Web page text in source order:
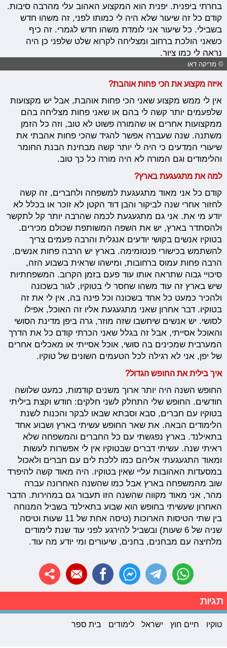
בחרתי ביפנית. יפנית הוא המקצוע האהוב עלי מהרבה סיבות.
קודם כל זה שיעור שלא היה לי כמותו לפני, זה משהו חדש
בשבילי. כל שיעור אני לומדת משהו חדש לגמרי. זה כיף
כשאני הולכת ברחוב ומצליחה לקרוא שלט שלפני כן היה
נראה לי כמו ציור.
© מריקה דאו
איזה מקצוע את הכי פחות אוהבת?
אין לי ממש מקצוע שאני הכי פחות אוהבת, אבל יש מקצועות
שלפעמים יותר קשה לי בהם או שאני פחות מצליחה בהם
ממקצועות אחרים או שהמורה פשוט לא טוב, וזה כל הזמן
משתנה. שנה שעברה אפשר להגיד שהכי פחות אהבתי את
שיעורי המדעים כי היה לי יותר קשה מבחינת הבנת החומר
והלימודים וגם המורה לא היה מורה כל כך טוב.
למה את מתגעגעת בארץ?
קודם כל אני מאוד מתגעגעת למשפחה ולחברים, זה קשה
לחזור אחרי שנה לביקור והבן דוד הקטן לא זוכר או בכלל לא
יודע מי את. אני גם מתגעגעת לכמה שהרבה יותר קל לתקשר
ולהסתדר בארץ, יש את השפה המשותפת שכולם מכירים.
בטוקיו אנשים בקושי יודעים אנגלית והרבה פעמים צריך
להשתמש בכישורי פנטומימה. בארץ יש הרבה פחות אנשים,
הרבה פחות עמוס ברחובות, ומישהו שראית בשבוע הזה,
סיכויי גבוה שתראה אותו עוד פעם בזמן הקרוב. המשפחתיות
שיש בארץ זה עוד משהו שחסר לי בטוקיו, לגור בשכונה
ולהכיר כמעט כל אחד בשכונה וכל פינה בה, אין לי את זה
בטוקיו. דבר אחרון שאני מתגעגעת אליו זה האוכל, אפילו
לסושי. יש אנשים שיחשבו שזה מוזר, גרה ביפן מדינת הסושי
והאוכל אסייתי, אבל זה בגלל שאני הכרתי קודם כל את הדרך
המערבית שמכינים בה סושי, אוכל אסייתי או מאכלים אחרים
של יפן, אני לא רגילה לכל הטעמים השונים של טוקיו.
איך בילית את החופש הגדול?
החופש השנה היה יותר ארוך משנים קודמות, כמעט שלושה
חודשים. החופש שלי התחלק לשני חלקים: חודש וקצת ביליתי
בטוקיו עם חברים, סבא וסבתא שבאו לבקר והכנות לשנת
הלימודים הבאה. את שאר החופש עשיתי בארץ ושבוע אחד
בתאילנד. בארץ נפגשתי עם כל החברים והמשפחה שלא
ראיתי שנה. עשיתי דברים שבטוקיו אין לי אפשרות לעשות
ומאוד התגעגעתי אליהם כמו ללכת לים עם חברים ולאכול
במסעדות האהובות עליי שאין בטוקיו. היה מאוד קשה להיפרד
שוב מהמשפחה בארץ אבל כמו שהשנה האחרונה עברה
מהר, אני מאוד מקווה שהשנה הזו תעבור גם במהירות. הדבר
האחרון שעשיתי בחופש הוא שבוע בתאילנד בשביל המנוחה
בין שתי הטיסות הארוכות (טיסה אחת של 11 שעות וטיסה
שניה של 6 שעות) ובשביל להירגע לפני עוד שנת לימודים
מלחיצה עם מבחנים, בחנים, שיעורים ומי יודע מה עוד.
תגיות
טוקיו חיים חוץ ישראל לימודים בית ספר